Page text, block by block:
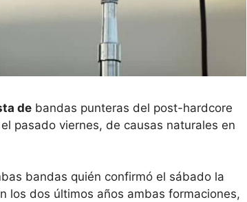
de bandas punteras del post-hardcore
pasado viernes, de causas naturales en
bandas quién confirmó el sábado la
los dos últimos años ambas formaciones,